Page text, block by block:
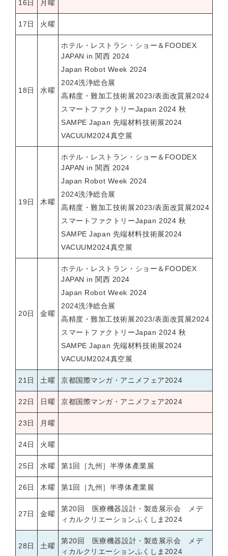
16日 月曜
17日 火曜
18日 水曜
ホテル・レストラン・ショー＆FOODEX
JAPAN in 関西 2024
Japan Robot Week 2024
2024洗浄総合展
高精度・難加工技術展2023/表面改質展2024
スマートファクトリーJapan 2024 秋
SAMPE Japan 先端材料技術展2024
VACUUM2024真空展
19日 木曜
ホテル・レストラン・ショー＆FOODEX
JAPAN in 関西 2024
Japan Robot Week 2024
2024洗浄総合展
高精度・難加工技術展2023/表面改質展2024
スマートファクトリーJapan 2024 秋
SAMPE Japan 先端材料技術展2024
VACUUM2024真空展
20日 金曜
ホテル・レストラン・ショー＆FOODEX
JAPAN in 関西 2024
Japan Robot Week 2024
2024洗浄総合展
高精度・難加工技術展2023/表面改質展2024
スマートファクトリーJapan 2024 秋
SAMPE Japan 先端材料技術展2024
VACUUM2024真空展
21日 土曜 京都国際マンガ・アニメフェア2024
22日 日曜 京都国際マンガ・アニメフェア2024
23日 月曜
24日 火曜
25日 水曜 第1回［九州］半導体產業展
26日 木曜 第1回［九州］半導体產業展
27日 金曜
第20回 医療機器設計・製造展示会 メデ
ィカルクリエーションふくしま2024
28日 土曜
第20回 医療機器設計・製造展示会 メデ
ィカルクリエーションふくしま2024